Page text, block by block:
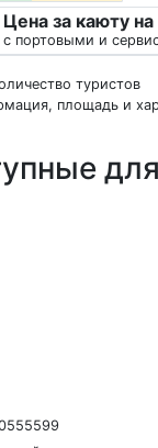
Цена за каюту на
с портовыми и
туристов
площадь и